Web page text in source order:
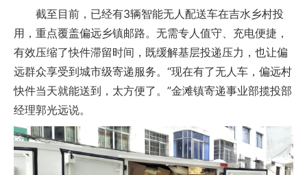
截至目前，已经有3辆智能无人配送车在吉水乡村投
用，重点覆盖偏远乡镇邮路。无需专人值守、充电便捷，
有效压缩了快件滞留时间，既缓解基层投递压力，也让偏
远群众享受到城市级寄递服务。“现在有了无人车，偏远村
快件当天就能送到，太方便了。”金滩镇寄递事业部揽投部
经理郭光远说。